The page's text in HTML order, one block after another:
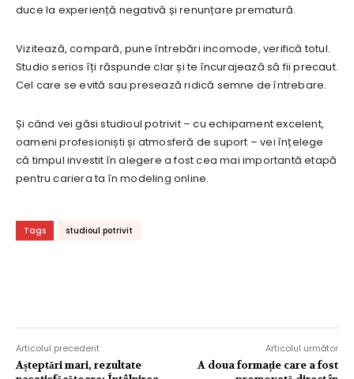
duce la experiență negativă și renunțare prematură.
Vizitează, compară, pune întrebări incomode, verifică totul.
Studio serios îți răspunde clar și te încurajează să fii precaut.
Cel care se evită sau presează ridică semne de întrebare.
Și când vei găsi studioul potrivit – cu echipament excelent,
oameni profesioniști și atmosferă de suport – vei înțelege
că timpul investit în alegere a fost cea mai importantă etapă
pentru cariera ta în modeling online.
Tags studioul potrivit
Articolul precedent
Așteptări mari, rezultate
Articolul următor
A doua formație care a fost